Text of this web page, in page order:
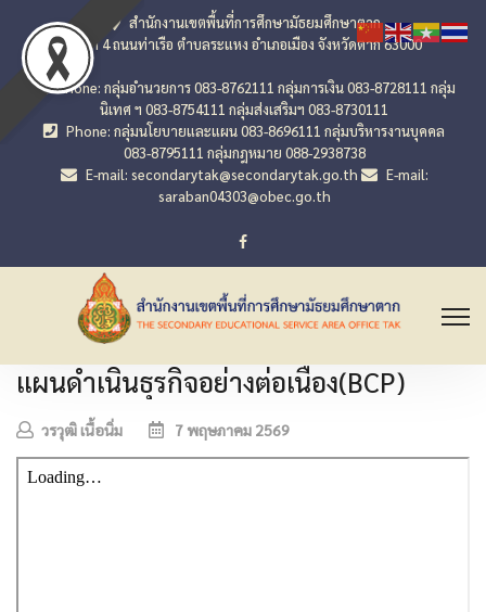
สำนักงานเขตพื้นที่การศึกษามัธยมศึกษาตาก
เลขที่ 4 ถนนท่าเรือ ตำบลระแหง อำเภอเมือง จังหวัดตาก 63000
Phone: กลุ่มอำนวยการ 083-8762111 กลุ่มการเงิน 083-8728111 กลุ่ม
นิเทศ ฯ 083-8754111 กลุ่มส่งเสริมฯ 083-8730111
Phone: กลุ่มนโยบายและแผน 083-8696111 กลุ่มบริหารงานบุคคล
083-8795111 กลุ่มกฎหมาย 088-2938738
E-mail: secondarytak@secondarytak.go.th
E-mail:
saraban04303@obec.go.th
แผนดำเนินธุรกิจอย่างต่อเนื่อง(BCP)
วรวุฒิ เนื้อนิ่ม 7 พฤษภาคม 2569